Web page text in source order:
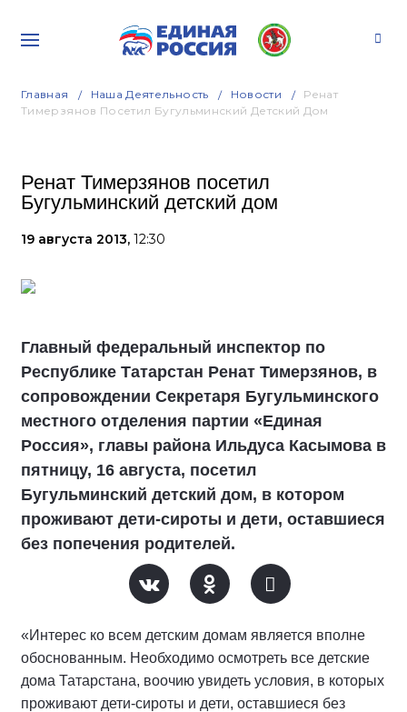
Главная Наша Деятельность Новости
Ренат
Тимерзянов Посетил Бугульминский Детский Дом
Ренат Тимерзянов посетил
Бугульминский детский дом
19 августа 2013, 12:30
Главный федеральный инспектор по
Республике Татарстан Ренат Тимерзянов, в
сопровождении Секретаря Бугульминского
местного отделения партии «Единая
Россия», главы района Ильдуса Касымова в
пятницу, 16 августа, посетил
Бугульминский детский дом, в котором
проживают дети-сироты и дети, оставшиеся
без попечения родителей.
«Интерес ко всем детским домам является вполне
обоснованным. Необходимо осмотреть все детские
дома Татарстана, воочию увидеть условия, в которых
проживают дети-сироты и дети, оставшиеся без